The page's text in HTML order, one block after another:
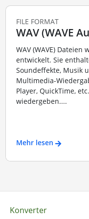
FILE FORMAT
WAV (WAVE
WAV (WAVE)
entwickelt. Sie
Soundeffekte, Musik
Multimedia-
Player, QuickTime,
wiedergeben....
Mehr lesen
Konverter